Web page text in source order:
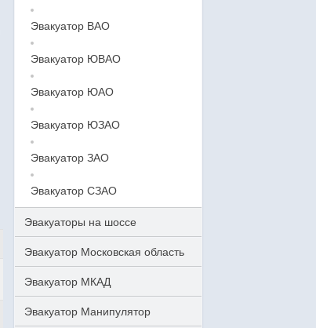
Эвакуатор ВАО
Эвакуатор ЮВАО
Эвакуатор ЮАО
Эвакуатор ЮЗАО
Эвакуатор ЗАО
Эвакуатор СЗАО
Эвакуаторы на шоссе
Эвакуатор Московская область
Эвакуатор МКАД
Эвакуатор Манипулятор